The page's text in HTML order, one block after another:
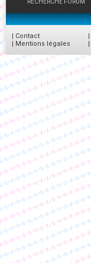
RECHERCHE FORUM
| Contact
| Mentions légales
|
|